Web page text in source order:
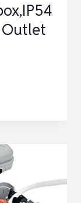
Outlet